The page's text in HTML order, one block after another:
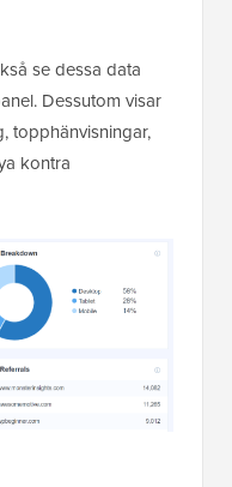
se dessa data
Dessutom visar
topphänvisningar,
kontra